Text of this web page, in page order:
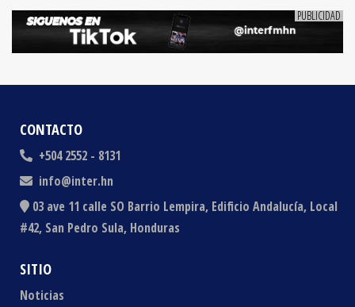
CONTACTO
+504 2552 - 8131
info@inter.hn
03 ave 11 calle SO Barrio Lempira, Edificio Andalucía, Local
#42, San Pedro Sula, Honduras
SITIO
Noticias